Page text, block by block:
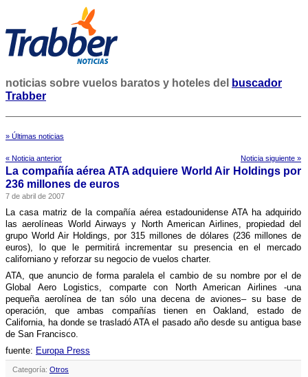
noticias sobre vuelos baratos y hoteles del
buscador
Trabber
» Últimas noticias
« Noticia anterior Noticia siguiente »
La compañí­a aérea ATA adquiere World Air Holdings por
236 millones de euros
7 de abril de 2007
La casa matriz de la compañí­a aérea estadounidense ATA ha adquirido
las aerolí­neas World Airways y North American Airlines, propiedad del
grupo World Air Holdings, por 315 millones de dólares (236 millones de
euros), lo que le permitirá incrementar su presencia en el mercado
californiano y reforzar su negocio de vuelos charter.
ATA, que anuncio de forma paralela el cambio de su nombre por el de
Global Aero Logistics, comparte con North American Airlines -una
pequeña aerolí­nea de tan sólo una decena de aviones– su base de
operación, que ambas compañí­as tienen en Oakland, estado de
California, ha donde se trasladó ATA el pasado año desde su antigua base
de San Francisco.
fuente: Europa Press
Categoría: Otros